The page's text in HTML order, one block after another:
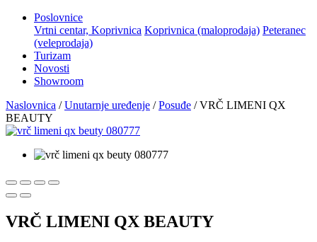
Poslovnice
Vrtni centar, Koprivnica Koprivnica (maloprodaja) Peteranec
(veleprodaja)
Turizam
Novosti
Showroom
Naslovnica /Unutarnje uređenje /Posuđe / VRČ LIMENI QX
BEAUTY
VRČ LIMENI QX BEAUTY